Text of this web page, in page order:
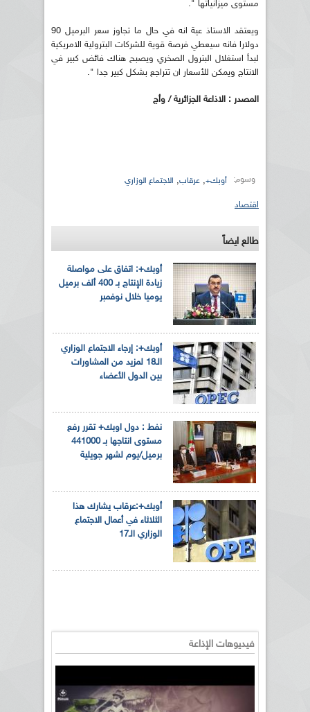
مستوى ميزانياتها ".
ويعتقد الاستاذ عية انه في حال ما تجاوز سعر البرميل 90
دولارا فانه سيعطي فرصة قوية للشركات البترولية الامريكية
لبدأ استغلال البترول الصخري ويصبح هناك فائض كبير في
الانتاج ويمكن للأسعار ان تتراجع بشكل كبير جدا ".
المصدر : الاذاعة الجزائرية / وأج
وسوم: أوبك+, عرقاب, الاجتماع الوزاري
اقتصاد
طالع ايضاً
أوبك+: اتفاق على مواصلة
زيادة الإنتاج بـ 400 ألف برميل
يوميا خلال نوفمبر
أوبك+: إرجاء الاجتماع الوزاري
الـ18 لمزيد من المشاورات
بين الدول الأعضاء
نفط : دول اوبك+ تقرر رفع
مستوى انتاجها بـ 441000
برميل/يوم لشهر جويلية
أوبك+:عرقاب يشارك هذا
الثلاثاء في أعمال الاجتماع
الوزاري الـ17
فيديوهات الإذاعة